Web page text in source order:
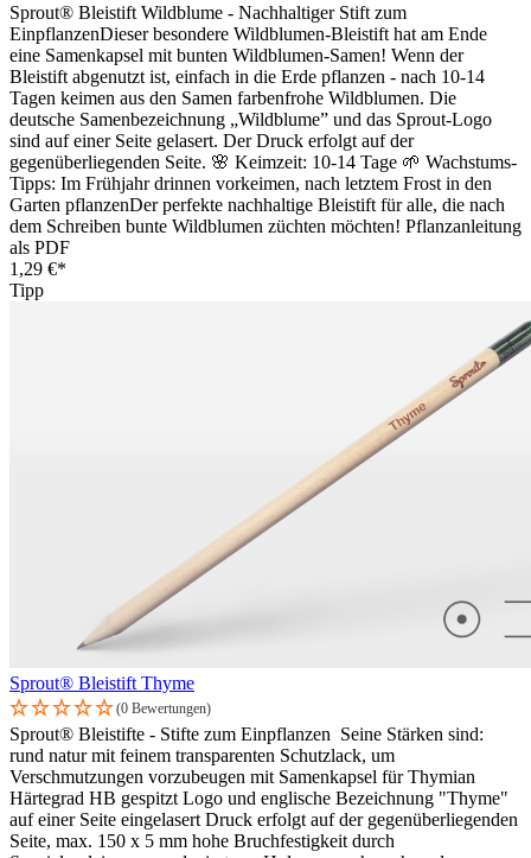
Sprout® Bleistift Wildblume - Nachhaltiger Stift zum
EinpflanzenDieser besondere Wildblumen-Bleistift hat am Ende
eine Samenkapsel mit bunten Wildblumen-Samen! Wenn der
Bleistift abgenutzt ist, einfach in die Erde pflanzen - nach 10-14
Tagen keimen aus den Samen farbenfrohe Wildblumen. Die
deutsche Samenbezeichnung „Wildblume” und das Sprout-Logo
sind auf einer Seite gelasert. Der Druck erfolgt auf der
gegenüberliegenden Seite. 🌸 Keimzeit: 10-14 Tage 🌱 Wachstums-
Tipps: Im Frühjahr drinnen vorkeimen, nach letztem Frost in den
Garten pflanzenDer perfekte nachhaltige Bleistift für alle, die nach
dem Schreiben bunte Wildblumen züchten möchten! Pflanzanleitung
als PDF
1,29 €*
Tipp
Sprout® Bleistift Thyme
(0 Bewertungen)
Sprout® Bleistifte - Stifte zum Einpflanzen Seine Stärken sind:
rund natur mit feinem transparenten Schutzlack, um
Verschmutzungen vorzubeugen mit Samenkapsel für Thymian
Härtegrad HB gespitzt Logo und englische Bezeichnung "Thyme"
auf einer Seite eingelasert Druck erfolgt auf der gegenüberliegenden
Seite, max. 150 x 5 mm hohe Bruchfestigkeit durch